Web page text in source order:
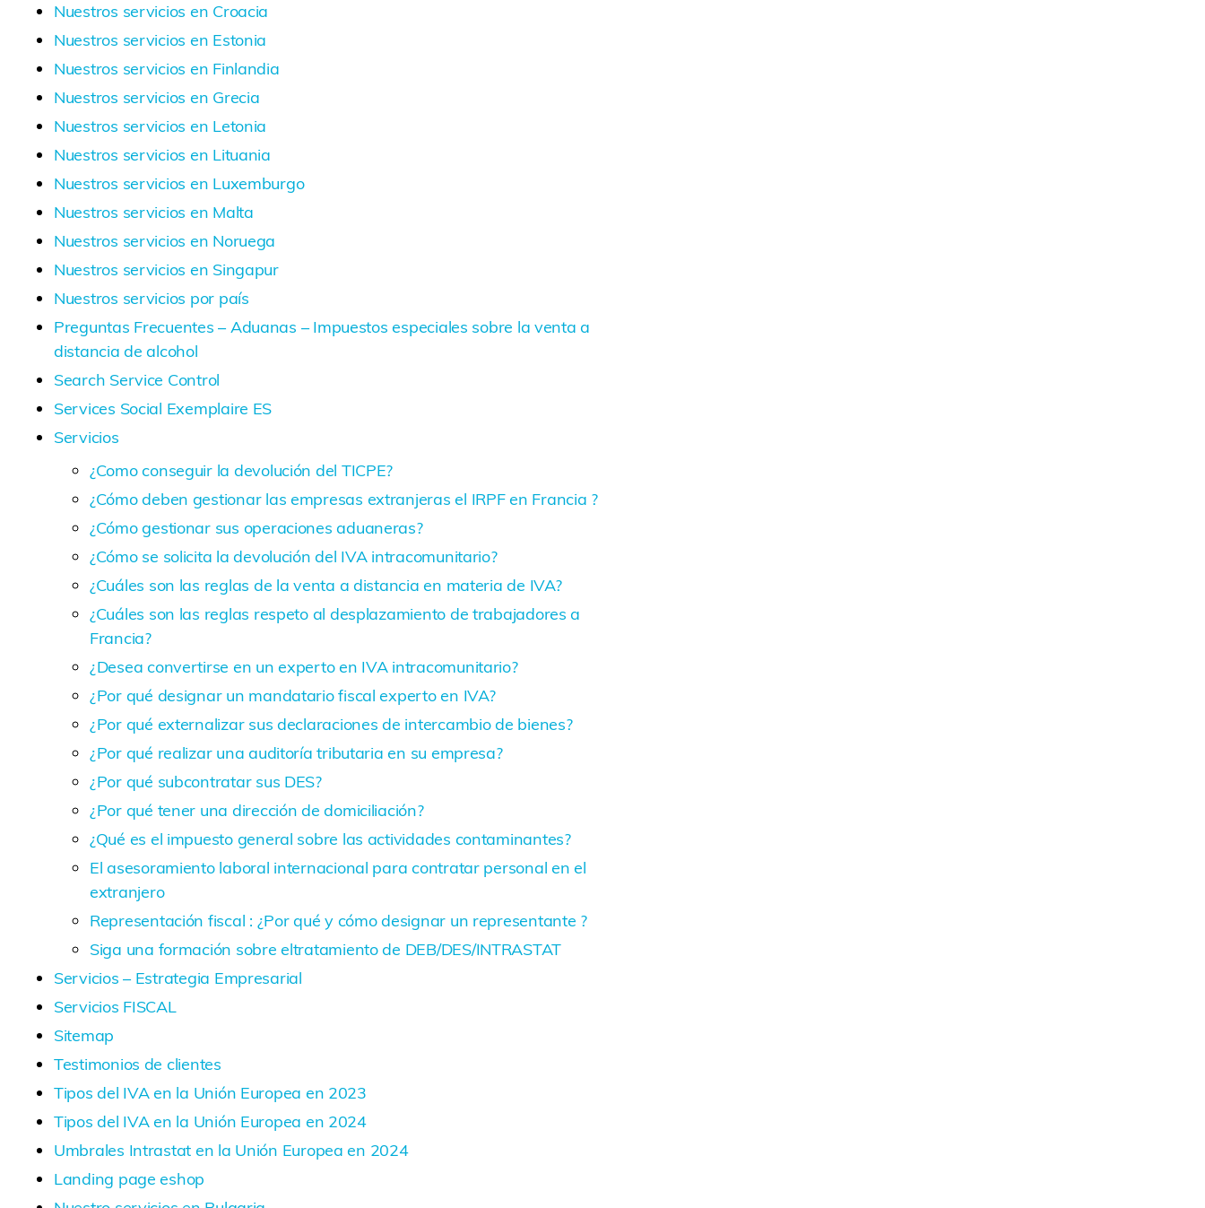
Nuestros servicios en Croacia
Nuestros servicios en Estonia
Nuestros servicios en Finlandia
Nuestros servicios en Grecia
Nuestros servicios en Letonia
Nuestros servicios en Lituania
Nuestros servicios en Luxemburgo
Nuestros servicios en Malta
Nuestros servicios en Noruega
Nuestros servicios en Singapur
Nuestros servicios por país
Preguntas Frecuentes – Aduanas – Impuestos especiales sobre la venta a
distancia de alcohol
Search Service Control
Services Social Exemplaire ES
Servicios
¿Como conseguir la devolución del TICPE?
¿Cómo deben gestionar las empresas extranjeras el IRPF en Francia ?
¿Cómo gestionar sus operaciones aduaneras?
¿Cómo se solicita la devolución del IVA intracomunitario?
¿Cuáles son las reglas de la venta a distancia en materia de IVA?
¿Cuáles son las reglas respeto al desplazamiento de trabajadores a
Francia?
¿Desea convertirse en un experto en IVA intracomunitario?
¿Por qué designar un mandatario fiscal experto en IVA?
¿Por qué externalizar sus declaraciones de intercambio de bienes?
¿Por qué realizar una auditoría tributaria en su empresa?
¿Por qué subcontratar sus DES?
¿Por qué tener una dirección de domiciliación?
¿Qué es el impuesto general sobre las actividades contaminantes?
El asesoramiento laboral internacional para contratar personal en el
extranjero
Representación fiscal : ¿Por qué y cómo designar un representante ?
Siga una formación sobre eltratamiento de DEB/DES/INTRASTAT
Servicios – Estrategia Empresarial
Servicios FISCAL
Sitemap
Testimonios de clientes
Tipos del IVA en la Unión Europea en 2023
Tipos del IVA en la Unión Europea en 2024
Umbrales Intrastat en la Unión Europea en 2024
Landing page eshop